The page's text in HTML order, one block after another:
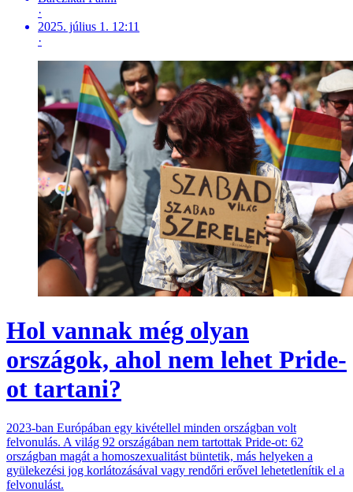
·
2025. július 1. 12:11
·
Hol vannak még olyan
országok, ahol nem lehet Pride-
ot tartani?
2023-ban Európában egy kivétellel minden országban volt
felvonulás. A világ 92 országában nem tartottak Pride-ot: 62
országban magát a homoszexualitást büntetik, más helyeken a
gyülekezési jog korlátozásával vagy rendőri erővel lehetetlenítik el a
felvonulást.